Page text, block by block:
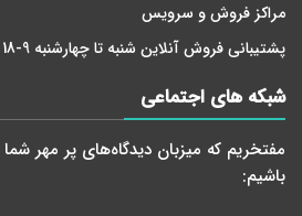
مراکز فروش و سرویس
پشتیبانی فروش آنلاین شنبه تا چهارشنبه 9-18 پنج شنبه 9 - 14
شبکه های اجتماعی
مفتخریم که میزبان دید‌گاه‌های پر مهر
باشیم: